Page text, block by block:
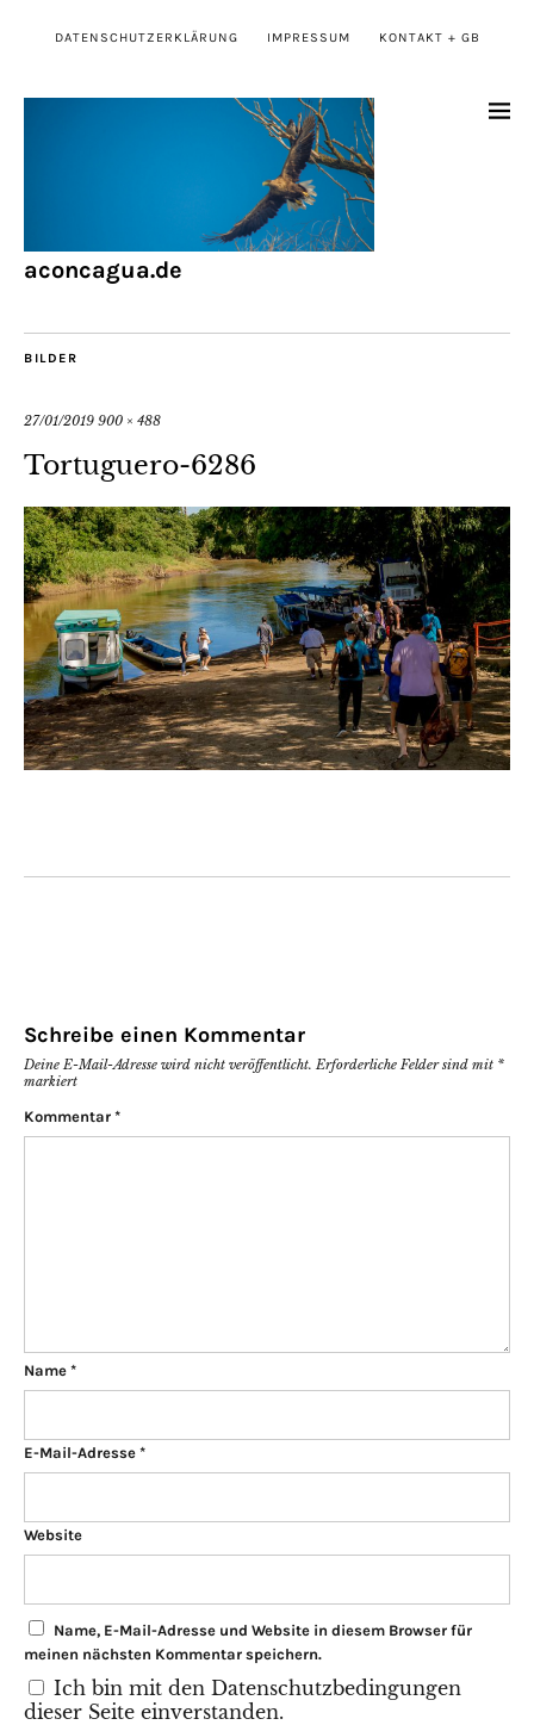
DATENSCHUTZERKLÄRUNG IMPRESSUM KONTAKT + GB
aconcagua.de
BILDER
27/01/2019 900 × 488
Tortuguero-6286
Schreibe einen Kommentar
Deine E-Mail-Adresse wird nicht veröffentlicht. Erforderliche Felder sind mit *
markiert
Kommentar *
Name *
E-Mail-Adresse *
Website
Name, E-Mail-Adresse und Website in diesem Browser für
meinen nächsten Kommentar speichern.
Ich bin mit den Datenschutzbedingungen
dieser Seite einverstanden.